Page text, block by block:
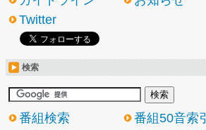
Twitter
検索
番組検索
番組50音索引